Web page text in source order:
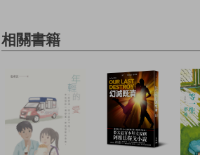
相關書籍